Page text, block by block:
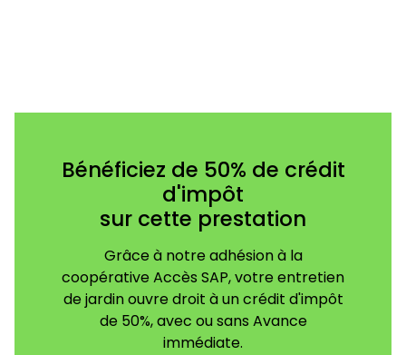
Bénéficiez de 50% de crédit
d'impôt
sur cette prestation
Grâce à notre adhésion à la
coopérative Accès SAP, votre entretien
de jardin ouvre droit à un crédit d'impôt
de 50%, avec ou sans Avance
immédiate.